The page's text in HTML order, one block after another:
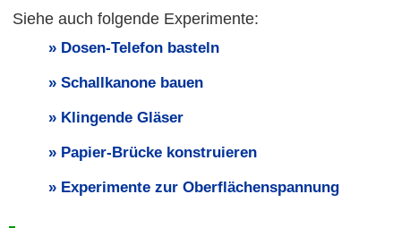
Siehe auch folgende Experimente:
Dosen-Telefon basteln
Schallkanone bauen
Klingende Gläser
Papier-Brücke konstruieren
Experimente zur Oberflächenspannung